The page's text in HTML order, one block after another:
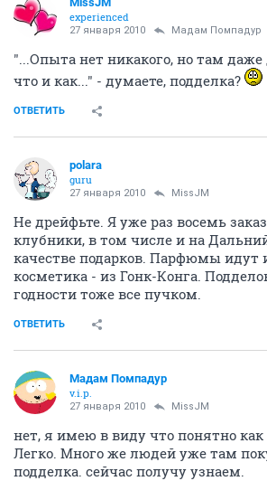
experienced
27 января 2010 Мадам Помпадур
"...Опыта нет никакого, но там даже
что и как..." - думаете, подделка?
ОТВЕТИТЬ
polara
guru
27 января 2010 MissJM
Не дрейфьте. Я уже раз восемь
клубники, в том числе и на
качестве подарков. Парфюмы идут
косметика - из Гонк-Конга.
годности тоже все пучком.
ОТВЕТИТЬ
Мадам Помпадур
v.i.p.
27 января 2010 MissJM
нет, я имею в виду что понятно как
Легко. Много же людей уже там
подделка. сейчас получу узнаем.